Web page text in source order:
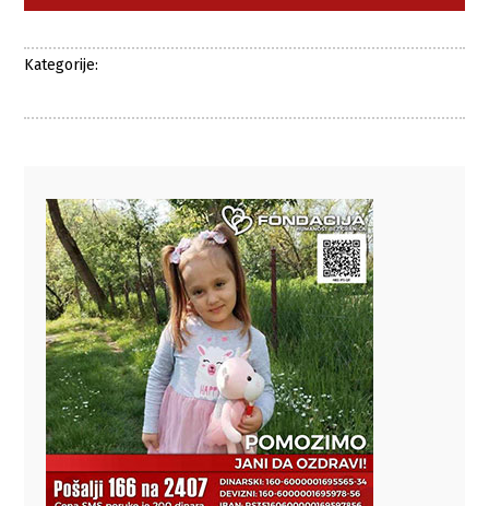
Kategorije: